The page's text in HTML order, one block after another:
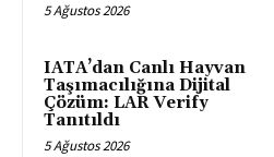
5 Ağustos 2026
IATA’dan Canlı Hayvan
Taşımacılığına Dijital
Çözüm: LAR Verify
Tanıtıldı
5 Ağustos 2026